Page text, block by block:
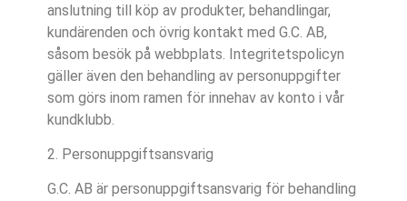
anslutning till köp av produkter, behandlingar,
kundärenden och övrig kontakt med G.C. AB,
såsom besök på webbplats. Integritetspolicyn
gäller även den behandling av personuppgifter
som görs inom ramen för innehav av konto i vår
kundklubb.
2. Personuppgiftsansvarig
G.C. AB är personuppgiftsansvarig för behandling